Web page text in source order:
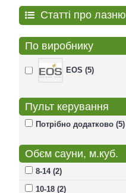
Статті про лазню
По виробнику
EOS (5)
Пульт керування
Потрібно додатково (5)
Обєм сауни, м.куб.
8-14 (2)
10-18 (2)